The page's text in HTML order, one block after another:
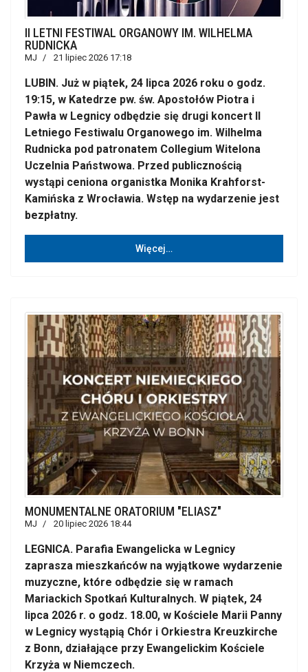
II LETNI FESTIWAL ORGANOWY IM. WILHELMA
RUDNICKA
MJ 21 lipiec 2026 17:18
LUBIN. Już w piątek, 24 lipca 2026 roku o godz.
19:15, w Katedrze pw. św. Apostołów Piotra i
Pawła w Legnicy odbędzie się drugi koncert II
Letniego Festiwalu Organowego im. Wilhelma
Rudnicka pod patronatem Collegium Witelona
Uczelnia Państwowa. Przed publicznością
wystąpi ceniona organistka Monika Krahforst-
Kamińska z Wrocławia. Wstęp na wydarzenie jest
bezpłatny.
Więcej…
MONUMENTALNE ORATORIUM "ELIASZ"
MJ 20 lipiec 2026 18:44
LEGNICA. Parafia Ewangelicka w Legnicy
zaprasza mieszkańców na wyjątkowe wydarzenie
muzyczne, które odbędzie się w ramach
Mariackich Spotkań Kulturalnych. W piątek, 24
lipca 2026 r. o godz. 18.00, w Kościele Marii Panny
w Legnicy wystąpią Chór i Orkiestra Kreuzkirche
z Bonn, działające przy Ewangelickim Kościele
Krzyża w Niemczech.